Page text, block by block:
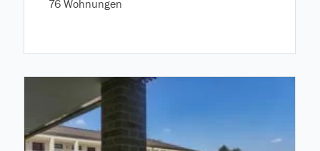
76 Wohnungen